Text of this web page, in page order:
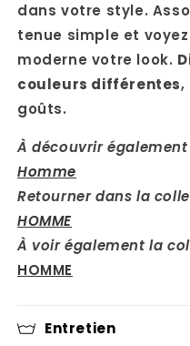
dans votre style.
tenue simple et
moderne votre look.
couleurs différentes,
goûts.
À découvrir également
Homme
Retourner dans la
HOMME
À voir également la
HOMME
Entretien